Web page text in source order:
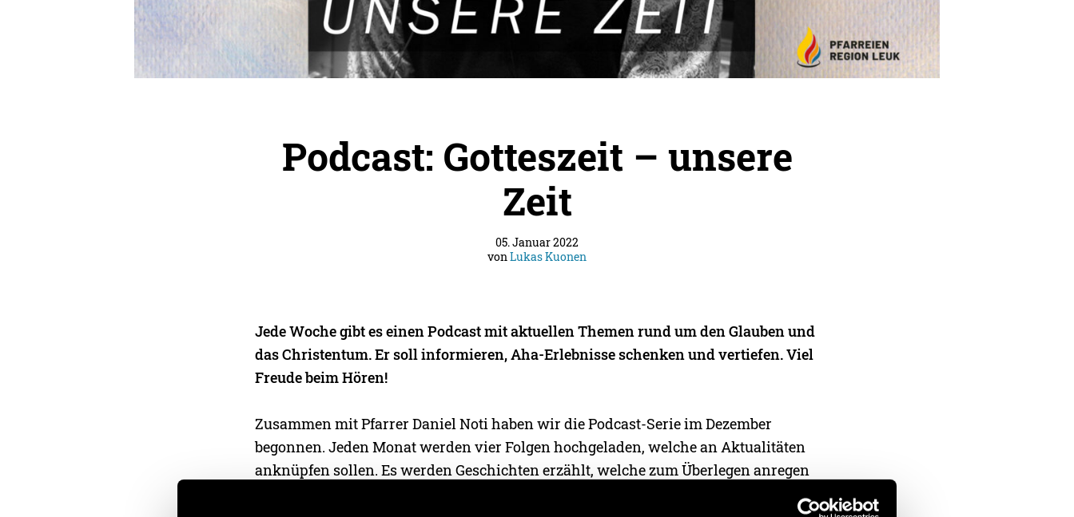
Podcast: Gotteszeit – unsere
Zeit
05. Januar 2022
vonLukas Kuonen
Jede Woche gibt es einen Podcast mit aktuellen Themen rund um den Glauben und
das Christentum. Er soll informieren, Aha-Erlebnisse schenken und vertiefen. Viel
Freude beim Hören!
Zusammen mit Pfarrer Daniel Noti haben wir die Podcast-Serie im Dezember
begonnen. Jeden Monat werden vier Folgen hochgeladen, welche an Aktualitäten
anknüpfen sollen. Es werden Geschichten erzählt, welche zum Überlegen anregen